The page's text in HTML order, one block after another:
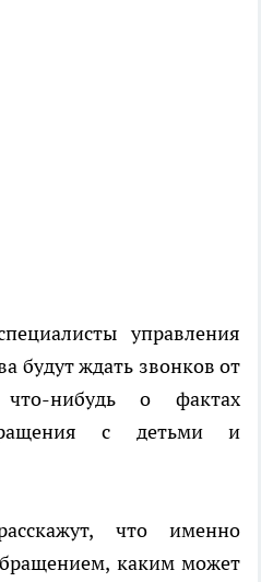
управления
будут ждать звонков от
нибудь о фактах
с детьми и
что именно
каким может